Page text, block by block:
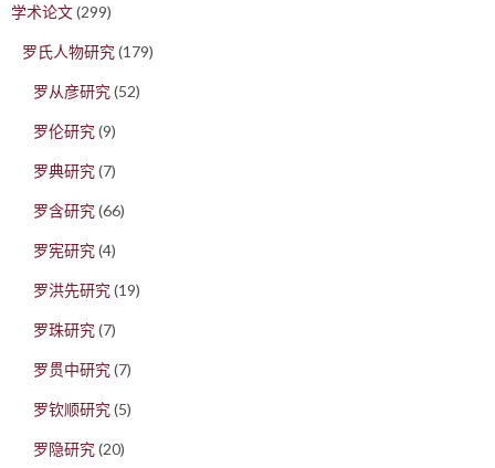
学术论文(299)
罗氏人物研究(179)
罗从彦研究(52)
罗伦研究(9)
罗典研究(7)
罗含研究(66)
罗宪研究(4)
罗洪先研究(19)
罗珠研究(7)
罗贯中研究(7)
罗钦顺研究(5)
罗隐研究(20)